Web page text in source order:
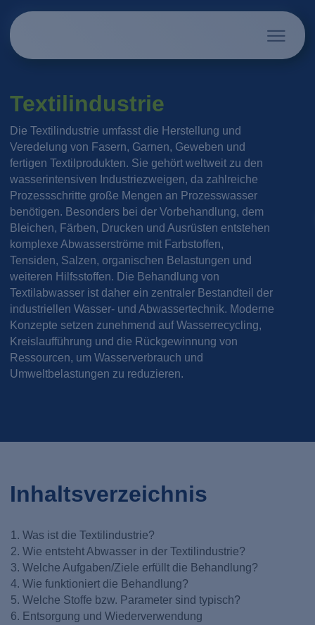
Textilindustrie
Die Textilindustrie umfasst die Herstellung und
Veredelung von Fasern, Garnen, Geweben und
fertigen Textilprodukten. Sie gehört weltweit zu den
wasserintensiven Industriezweigen, da zahlreiche
Prozessschritte große Mengen an Prozesswasser
benötigen. Besonders bei der Vorbehandlung, dem
Bleichen, Färben, Drucken und Ausrüsten entstehen
komplexe Abwasserströme mit Farbstoffen,
Tensiden, Salzen, organischen Belastungen und
weiteren Hilfsstoffen. Die Behandlung von
Textilabwasser ist daher ein zentraler Bestandteil der
industriellen Wasser- und Abwassertechnik. Moderne
Konzepte setzen zunehmend auf Wasserrecycling,
Kreislaufführung und die Rückgewinnung von
Ressourcen, um Wasserverbrauch und
Umweltbelastungen zu reduzieren.
Inhaltsverzeichnis
Was ist die Textilindustrie?
Wie entsteht Abwasser in der Textilindustrie?
Welche Aufgaben/Ziele erfüllt die Behandlung?
Wie funktioniert die Behandlung?
Welche Stoffe bzw. Parameter sind typisch?
Entsorgung und Wiederverwendung